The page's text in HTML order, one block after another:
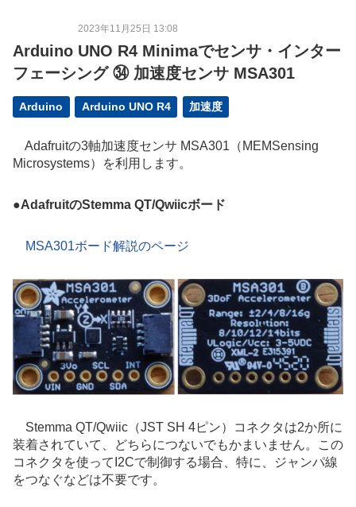
2023年11月25日 13:08
Arduino UNO R4 Minimaでセンサ・インター
フェーシング ㉞ 加速度センサ MSA301
Arduino Arduino UNO R4 加速度
Adafruitの3軸加速度センサ MSA301（MEMSensing
Microsystems）を利用します。
●AdafruitのStemma QT/Qwiicボード
MSA301ボード解説のページ
Stemma QT/Qwiic（JST SH 4ピン）コネクタは2か所に
装着されていて、どちらにつないでもかまいません。この
コネクタを使ってI2Cで制御する場合、特に、ジャンパ線
をつなぐなどは不要です。